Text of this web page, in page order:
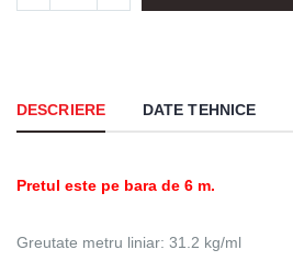
DESCRIERE DATE TEHNICE
Pretul este pe bara de 6 m.
Greutate metru liniar: 31.2 kg/ml